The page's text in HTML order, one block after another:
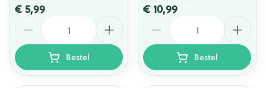
€ 5,99
Bestel
€ 10,99
Bestel